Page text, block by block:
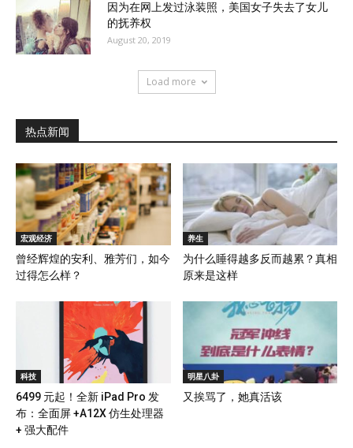
因为在网上发过泳装照，美国女子失去了女儿
的抚养权
August 20, 2019
Load more
热点新闻
宏观经济
曾经辉煌的安利、雅芳们，如今
过得怎么样？
养生
为什么睡得越多反而越累？真相
原来是这样
科技
6499 元起！全新 iPad Pro 发
布：全面屏 +A12X 仿生处理器
+ 强大配件
明星八卦
又挨骂了，她真活该